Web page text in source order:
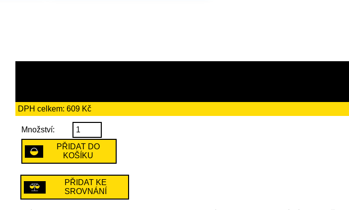
DPH celkem: 609 Kč
Množství:
PŘIDAT DO
KOŠÍKU
PŘIDAT KE
SROVNÁNÍ